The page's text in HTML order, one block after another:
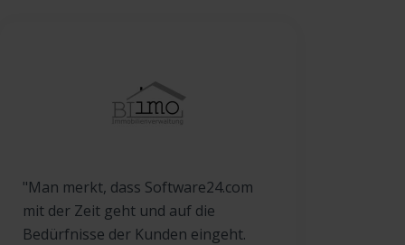
"Man merkt, dass Software24.com
mit der Zeit geht und auf die
Bedürfnisse der Kunden eingeht.